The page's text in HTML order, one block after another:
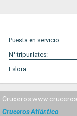
Puesta en servicio:
N° tripunlates:
Eslora:
Cruceros
Cruceros Atlántico